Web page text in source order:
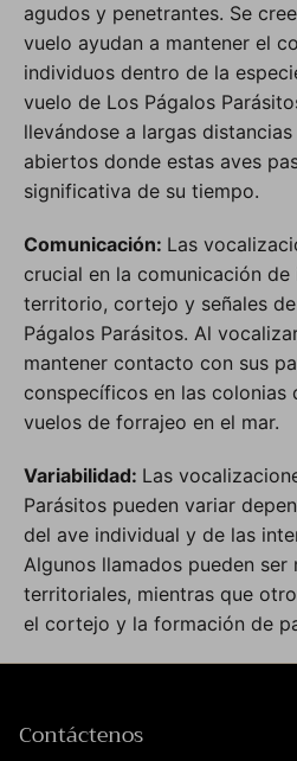
agudos y penetrantes. Se
vuelo ayudan a mantener el
individuos dentro de la
vuelo de Los Págalos
llevándose a largas
abiertos donde estas aves
significativa de su tiempo.
Comunicación: Las
crucial en la comunicación
territorio, cortejo y señales
Págalos Parásitos. Al
mantener contacto con sus
conspecíficos en las colonias
vuelos de forrajeo en el mar.
Variabilidad: Las
Parásitos pueden variar
del ave individual y de las
Algunos llamados pueden ser
territoriales, mientras que
el cortejo y la formación de
Contáctenos